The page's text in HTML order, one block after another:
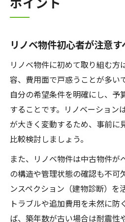
リノベ物件初心者が注意
リノベ物件に初めて取り組む方
容、費用面で戸惑うことが多い
自分の希望条件を明確にし、予
することです。リノベーション
が大きく変動するため、事前に
比較検討しましょう。
また、リノベ物件は中古物件が
の構造や管理状態の確認も不可
ンスペクション（建物診断）を
トラブルや追加費用を未然に防
ば、築年数が古い場合は耐震性